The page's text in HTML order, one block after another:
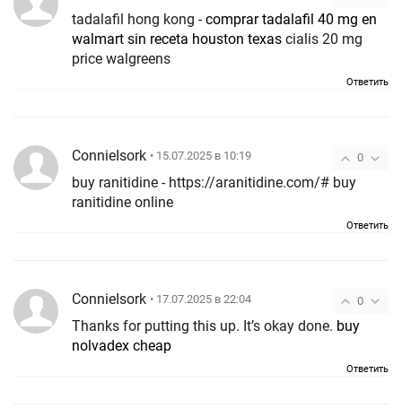
tadalafil hong kong -comprar tadalafil 40 mg en
walmart sin receta houston texas cialis 20 mg
price walgreens
Ответить
0
ConnieIsork • 15.07.2025 в 10:19
buy ranitidine - https://aranitidine.com/# buy
ranitidine online
Ответить
0
ConnieIsork • 17.07.2025 в 22:04
Thanks for putting this up. It’s okay done. buy
nolvadex cheap
Ответить